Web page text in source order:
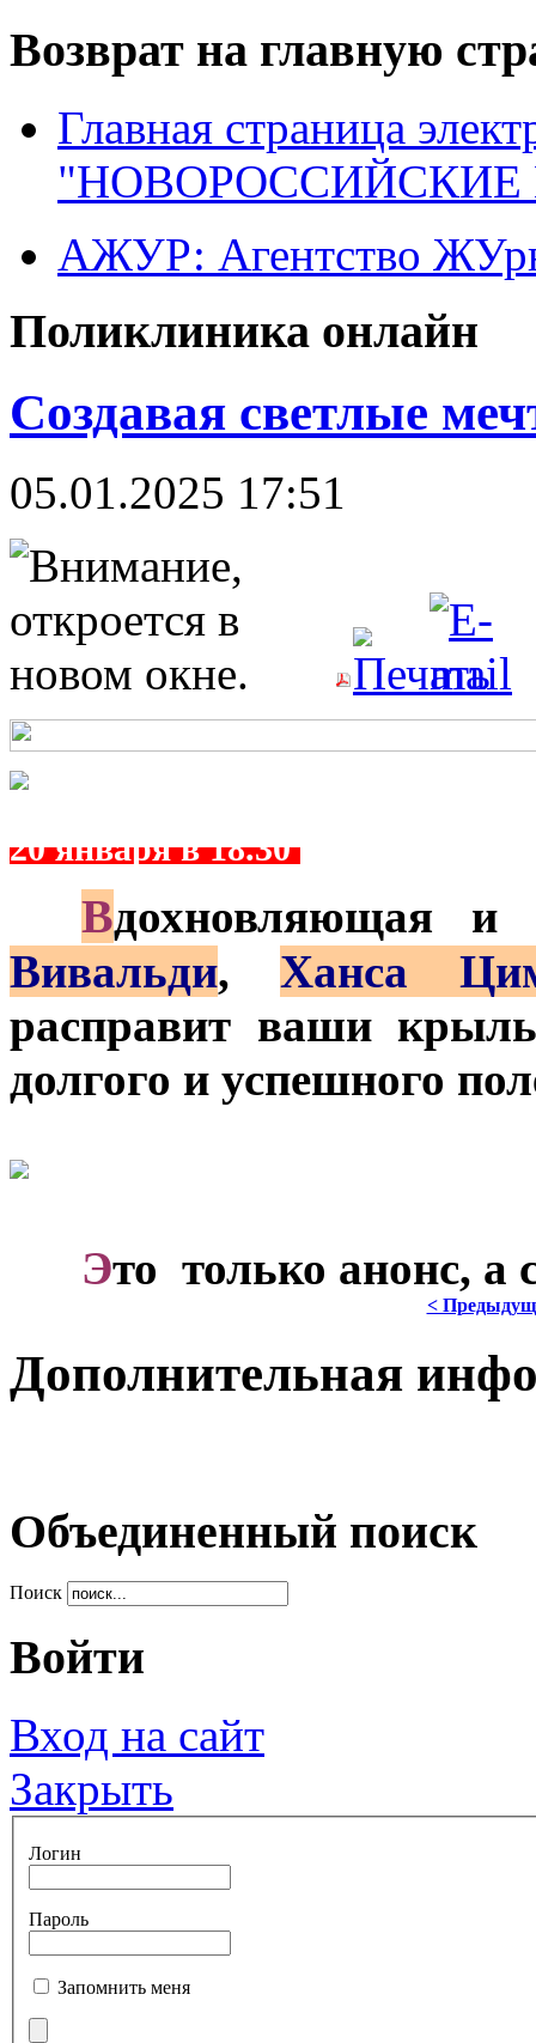
Возврат на главную
Главная страница
"НОВОРОССИЙСКИЕ
АЖУР: Агентство
Поликлиника онлайн
Создавая светлые
05.01.2025 17:51
20 января в 18.30
Вдохновляющая
Вивальди,Ханса
расправит ваши
долгого и успешного
Это только анонс, а
<
Дополнительная
Объединенный поиск
Поиск
Войти
Вход на сайт
Закрыть
Логин
Пароль
Запомнить меня